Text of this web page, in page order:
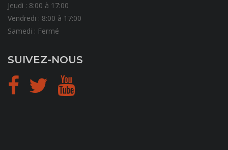
Jeudi : 8:00 à 17:00
Vendredi : 8:00 à 17:00
Samedi : Fermé
SUIVEZ-NOUS